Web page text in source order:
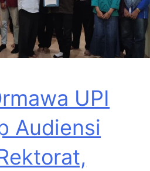
UPI
Audiensi